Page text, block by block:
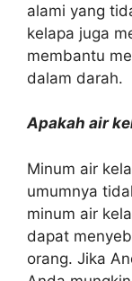
alami yang
kelapa juga
membantu
dalam darah.
Apakah air
Minum air
umumnya
minum air
dapat
orang. Jika